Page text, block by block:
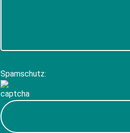
Spamschutz: